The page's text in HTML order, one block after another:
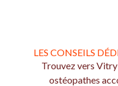
LES CONSEILS
Trouvez vers
ostéopathes